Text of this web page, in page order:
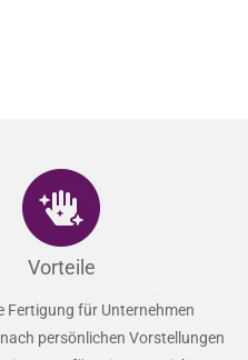
Vorteile
Fertigung für Unternehmen
persönlichen Vorstellungen